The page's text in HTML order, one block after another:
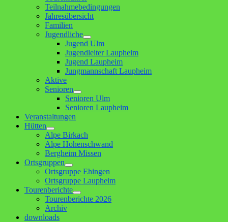
anzeigen
Teilnahmebedingungen
Jahresübersicht
Familien
Jugendliche
Untermenü
anzeigen
Jugend Ulm
Jugendleiter Laupheim
Jugend Laupheim
Jungmannschaft Laupheim
Aktive
Senioren
Untermenü
anzeigen
Senioren Ulm
Senioren Laupheim
Veranstaltungen
Hütten
Untermenü
anzeigen
Alpe Birkach
Alpe Hohenschwand
Bergheim Missen
Ortsgruppen
Untermenü
anzeigen
Ortsgruppe Ehingen
Ortsgruppe Laupheim
Tourenberichte
Untermenü
anzeigen
Tourenberichte 2026
Archiv
downloads